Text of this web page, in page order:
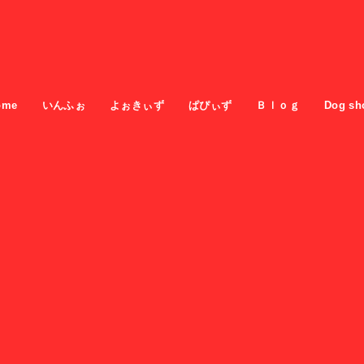
いんふぉ よぉきぃず ぱぴぃず Ｂｌｏｇ Dog